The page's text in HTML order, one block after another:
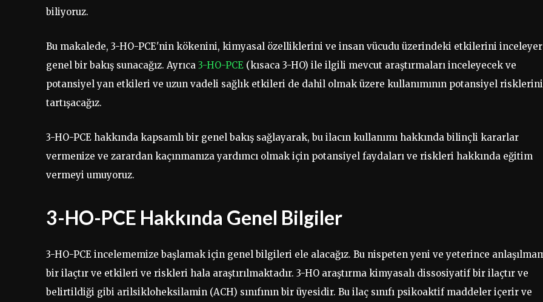
biliyoruz.
Bu makalede, 3-HO-PCE'nin kökenini, kimyasal özelliklerini ve insan vücudu üzerindeki etkilerini
genel bir bakış sunacağız. Ayrıca 3-HO-PCE (kısaca 3-HO) ile ilgili mevcut araştırmaları inceleyecek ve
potansiyel yan etkileri ve uzun vadeli sağlık etkileri de dahil olmak üzere kullanımının potansiyel risklerini
tartışacağız.
3-HO-PCE hakkında kapsamlı bir genel bakış sağlayarak, bu ilacın kullanımı hakkında bilinçli kararlar
vermenize ve zarardan kaçınmanıza yardımcı olmak için potansiyel faydaları ve riskleri hakkında eğitim
vermeyi umuyoruz.
3-HO-PCE Hakkında Genel Bilgiler
3-HO-PCE incelememize başlamak için genel bilgileri ele alacağız. Bu nispeten yeni ve yeterince
bir ilaçtır ve etkileri ve riskleri hala araştırılmaktadır. 3-HO araştırma kimyasalı dissosiyatif bir ilaçtır ve
belirtildiği gibi arilsikloheksilamin (ACH) sınıfının bir üyesidir. Bu ilaç sınıfı psikoaktif maddeler içerir ve